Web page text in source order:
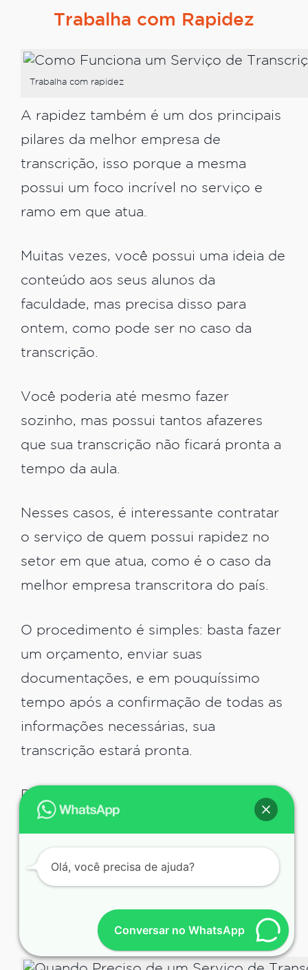
Trabalha com Rapidez
Trabalha com rapidez
A rapidez também é um dos principais
pilares da melhor empresa de
transcrição, isso porque a mesma
possui um foco incrível no serviço e
ramo em que atua.
Muitas vezes, você possui uma ideia de
conteúdo aos seus alunos da
faculdade, mas precisa disso para
ontem, como pode ser no caso da
transcrição.
Você poderia até mesmo fazer
sozinho, mas possui tantos afazeres
que sua transcrição não ficará pronta a
tempo da aula.
Nesses casos, é interessante contratar
o serviço de quem possui rapidez no
setor em que atua, como é o caso da
melhor empresa transcritora do país.
O procedimento é simples: basta fazer
um orçamento, enviar suas
documentações, e em pouquíssimo
tempo após a confirmação de todas as
informações necessárias, sua
transcrição estará pronta.
Dessa forma, você garante que seu
dinheiro não será um gasto, mas sim
qualidade.
Esbanja Qualidade na
Transcrição
Conversar no WhatsApp
Olá, você precisa de ajuda?